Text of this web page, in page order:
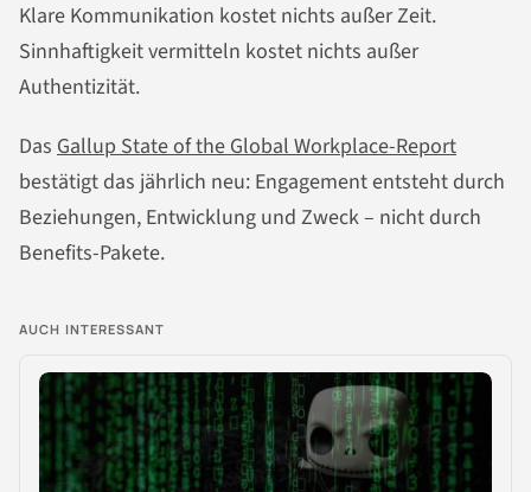
Klare Kommunikation kostet nichts außer Zeit.
Sinnhaftigkeit vermitteln kostet nichts außer
Authentizität.
Das Gallup State of the Global Workplace-Report
bestätigt das jährlich neu: Engagement entsteht durch
Beziehungen, Entwicklung und Zweck – nicht durch
Benefits-Pakete.
AUCH INTERESSANT